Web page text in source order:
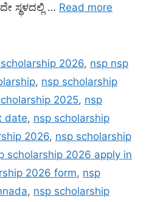
ಸ್ಥಳದಲ್ಲಿ … Read more
2026, nsp nsp
, nsp scholarship
2025, nsp
date, nsp scholarship
2026, nsp scholarship
scholarship 2026 apply in
2026 form, nsp
, nsp scholarship